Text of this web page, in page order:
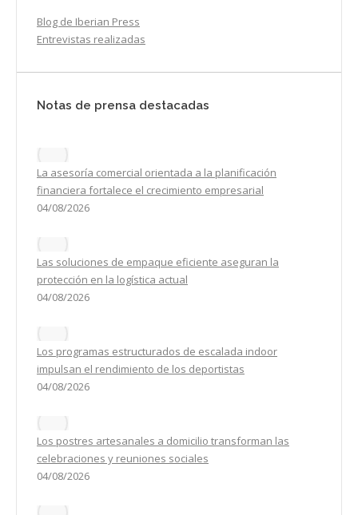
Blog de Iberian Press
Entrevistas realizadas
Notas de prensa destacadas
La asesoría comercial orientada a la planificación
financiera fortalece el crecimiento empresarial
04/08/2026
Las soluciones de empaque eficiente aseguran la
protección en la logística actual
04/08/2026
Los programas estructurados de escalada indoor
impulsan el rendimiento de los deportistas
04/08/2026
Los postres artesanales a domicilio transforman las
celebraciones y reuniones sociales
04/08/2026